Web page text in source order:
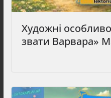
Художні
звати Варвара»